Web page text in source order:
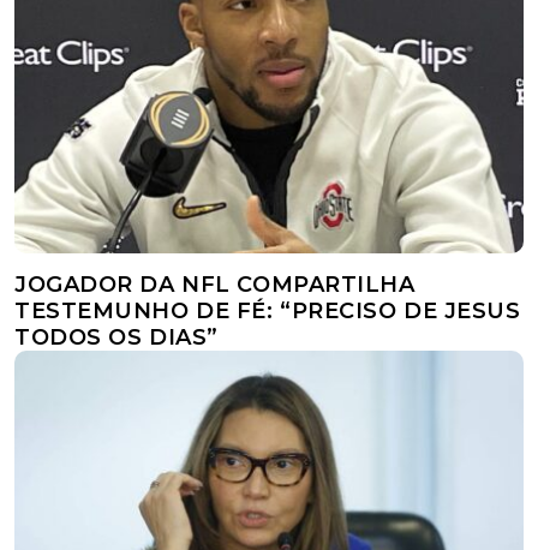
JOGADOR DA NFL COMPARTILHA
TESTEMUNHO DE FÉ: “PRECISO DE JESUS
TODOS OS DIAS”